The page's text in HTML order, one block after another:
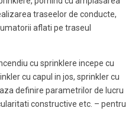
traseelor de conducte,
aflati pe traseul
cu sprinklere incepe cu
cu capul in jos, sprinkler cu
definire parametrilor de lucru
constructive etc. – pentru